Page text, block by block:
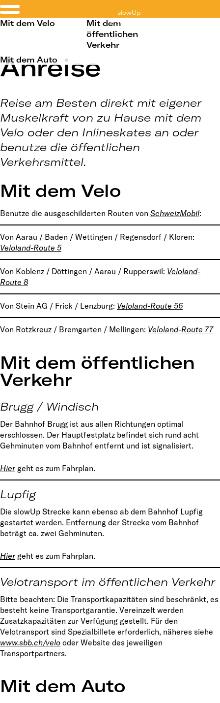
slowUp
Brugg Regio
Mit dem Velo
Mit dem
öffentlichen
Verkehr
Mit dem Auto
Anreise
Reise am Besten direkt mit eigener
Muskelkraft von zu Hause mit dem
Velo oder den Inlineskates an oder
benutze die öffentlichen
Verkehrsmittel.
Mit dem Velo
Benutze die ausgeschilderten Routen von SchweizMobil:
Von Aarau / Baden / Wettingen / Regensdorf / Kloren:
Veloland-Route 5
Von Koblenz / Döttingen / Aarau / Rupperswil: Veloland-
Route 8
Von Stein AG / Frick / Lenzburg: Veloland-Route 56
Von Rotzkreuz / Bremgarten / Mellingen: Veloland-Route 77
Mit dem öffentlichen
Verkehr
Brugg / Windisch
Der Bahnhof Brugg ist aus allen Richtungen optimal
erschlossen. Der Hauptfestplatz befindet sich rund acht
Gehminuten vom Bahnhof entfernt und ist signalisiert.
Hier geht es zum Fahrplan.
Lupfig
Die slowUp Strecke kann ebenso ab dem Bahnhof Lupfig
gestartet werden. Entfernung der Strecke vom Bahnhof
beträgt ca. zwei Gehminuten.
Hier geht es zum Fahrplan.
Velotransport im öffentlichen Verkehr
Bitte beachten: Die Transportkapazitäten sind beschränkt, es
besteht keine Transportgarantie. Vereinzelt werden
Zusatzkapazitäten zur Verfügung gestellt. Für den
Velotransport sind Spezialbillete erforderlich, näheres siehe
www.sbb.ch/velo oder Website des jeweiligen
Transportpartners.
Mit dem Auto